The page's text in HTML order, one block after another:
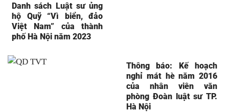
Danh sách Luật sư ủng
hộ Quỹ “Vì biển, đảo
Việt Nam” của thành
phố Hà Nội năm 2023
Thông báo: Kế hoạch
nghỉ mát hè năm 2016
của nhân viên văn
phòng Đoàn luật sư TP.
Hà Nội